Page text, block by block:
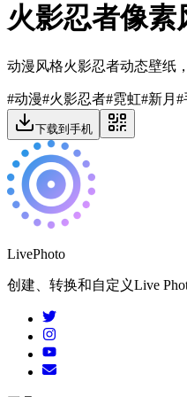
火影忍者像
动漫风格火影忍者动态壁纸
#动漫#火影忍者#霓虹#新月 #
下载到手机
LivePhoto
创建、转换和自定义Live